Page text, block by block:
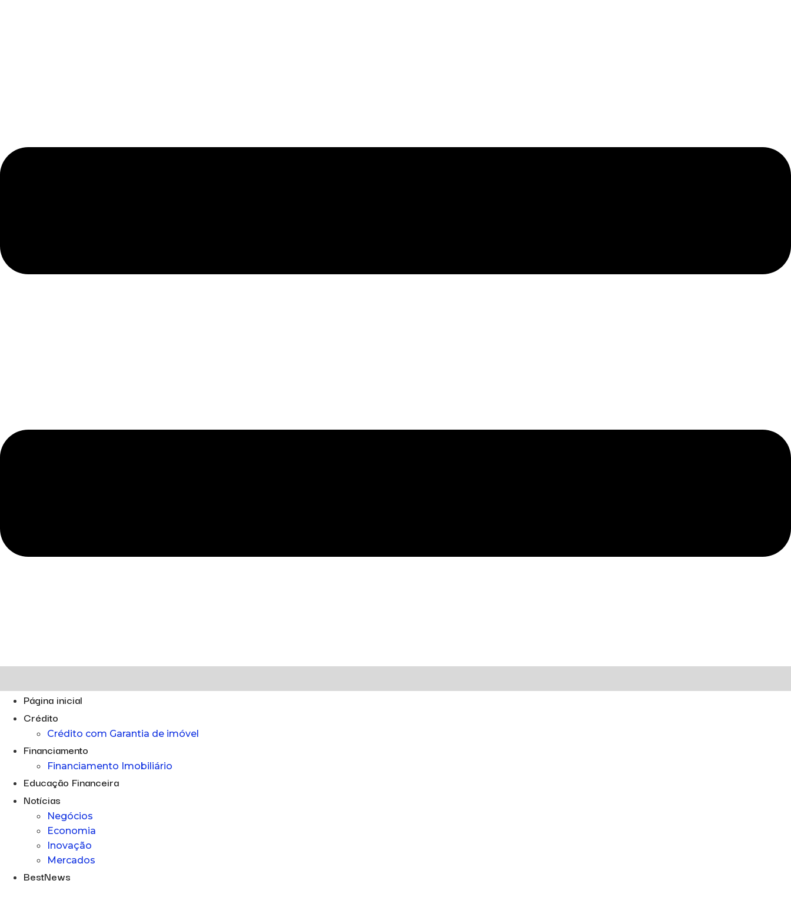
Página inicial
Crédito
Crédito com Garantia de imóvel
Financiamento
Financiamento Imobiliário
Educação Financeira
Notícias
Negócios
Economia
Inovação
Mercados
BestNews